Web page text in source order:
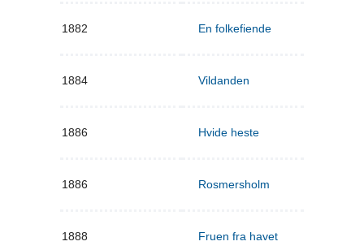
1882 En folkefiende
1884 Vildanden
1886 Hvide heste
1886 Rosmersholm
1888 Fruen fra havet